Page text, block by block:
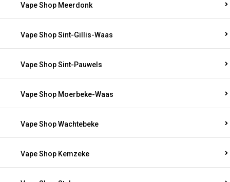
Vape Shop Meerdonk
Vape Shop Sint-Gillis-Waas
Vape Shop Sint-Pauwels
Vape Shop Moerbeke-Waas
Vape Shop Wachtebeke
Vape Shop Kemzeke